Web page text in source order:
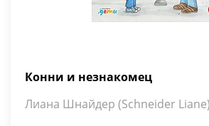
Конни и незнакомец
Лиана Шнайдер (Schneider Liane)